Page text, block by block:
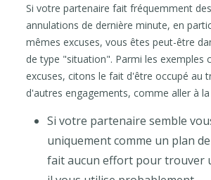
Si votre partenaire fait fréquemment
annulations de dernière minute, en
mêmes excuses, vous êtes peut-être
de type "situation". Parmi les exemples
excuses, citons le fait d'être occupé au
d'autres engagements, comme aller à
Si votre partenaire semble
uniquement comme un plan
fait aucun effort pour trouver